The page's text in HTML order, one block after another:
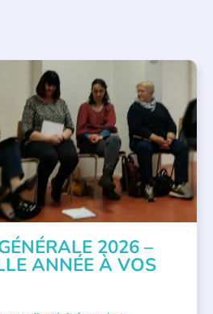
L'ASSOCIATION
2026 –
ANNÉE À VOS